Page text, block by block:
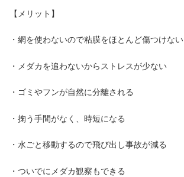
【メリット】
・網を使わないので粘膜をほとんど傷つけない
・メダカを追わないからストレスが少ない
・ゴミやフンが自然に分離される
・掬う手間がなく、時短になる
・水ごと移動するので飛び出し事故が減る
・ついでにメダカ観察もできる